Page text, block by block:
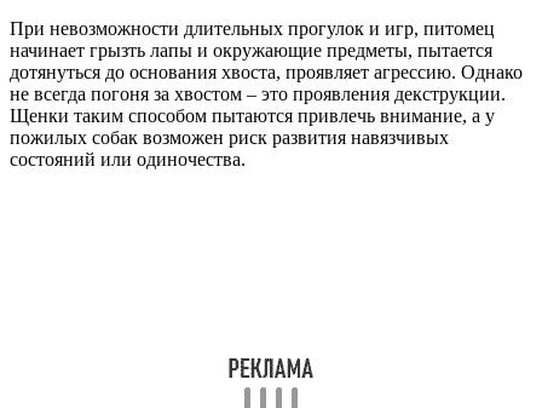
При невозможности длительных прогулок и игр, питомец
начинает грызть лапы и окружающие предметы, пытается
дотянуться до основания хвоста, проявляет агрессию. Однако
не всегда погоня за хвостом – это проявления декструкции.
Щенки таким способом пытаются привлечь внимание, а у
пожилых собак возможен риск развития навязчивых
состояний или одиночества.